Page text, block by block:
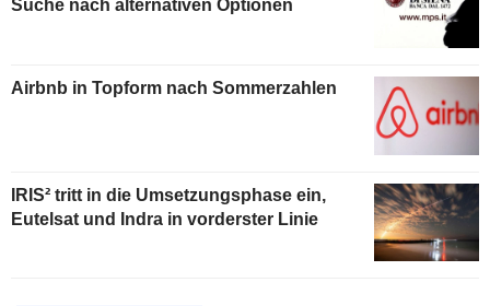
Suche nach alternativen Optionen
Airbnb in Topform nach Sommerzahlen
IRIS² tritt in die Umsetzungsphase ein,
Eutelsat und Indra in vorderster Linie